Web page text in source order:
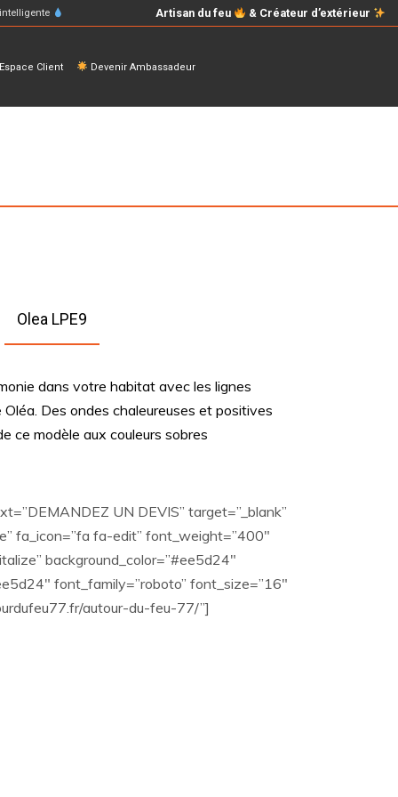
Artisan du feu & Créateur d’extérieur
Client Devenir Ambassadeur
Olea LPE9
dans votre habitat avec les lignes
Des ondes chaleureuses et positives
ce modèle aux couleurs sobres
UN DEVIS” target=”_blank”
fa_icon=”fa fa-edit” font_weight=”400″
background_color=”#ee5d24″
font_family=”roboto” font_size=”16″
autour-du-feu-77/”]